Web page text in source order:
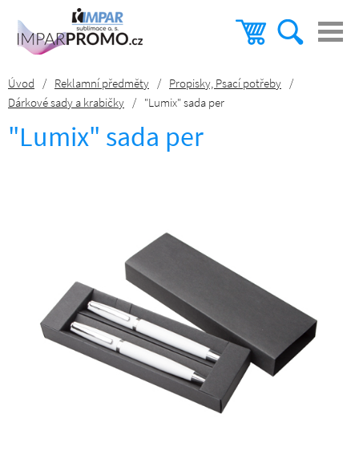
Úvod / Reklamní předměty / Propisky, Psací potřeby /
Dárkové sady a krabičky / "Lumix" sada per
"Lumix" sada per